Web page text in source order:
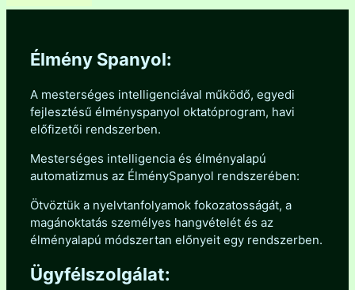
Élmény Spanyol:
A mesterséges intelligenciával működő, egyedi
fejlesztésű élményspanyol oktatóprogram, havi
előfizetői rendszerben.
Mesterséges intelligencia és élményalapú
automatizmus az ÉlménySpanyol rendszerében:
Ötvöztük a nyelvtanfolyamok fokozatosságát, a
magánoktatás személyes hangvételét és az
élményalapú módszertan előnyeit egy rendszerben.
Ügyfélszolgálat: